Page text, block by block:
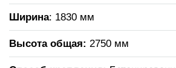
Ширина: 1830 мм
Высота общая: 2750 мм